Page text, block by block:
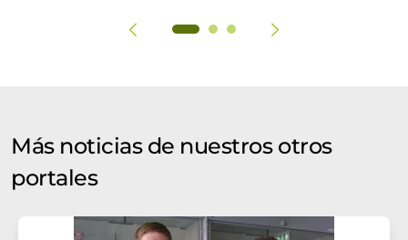
Más noticias de nuestros otros
portales